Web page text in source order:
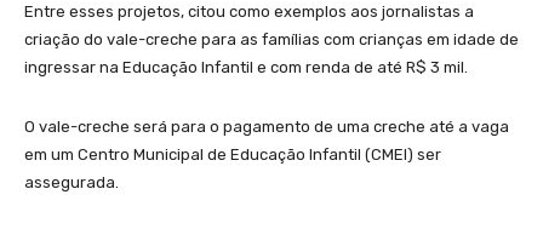
Entre esses projetos, citou como exemplos aos jornalistas a
criação do vale-creche para as famílias com crianças em idade de
ingressar na Educação Infantil e com renda de até R$ 3 mil.
O vale-creche será para o pagamento de uma creche até a vaga
em um Centro Municipal de Educação Infantil (CMEI) ser
assegurada.